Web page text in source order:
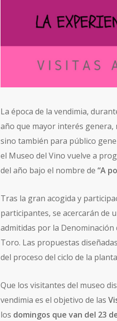
La época de la vendimia,
año que mayor interés
sino también para público
el Museo del Vino vuelve a
del año bajo el nombre de “A
Tras la gran acogida y
participantes, se acercarán de
admitidas por la Denominación
Toro. Las propuestas
del proceso del ciclo de la
Que los visitantes del museo
vendimia es el objetivo de las
los domingos que van del 23